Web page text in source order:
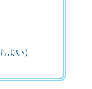
よい）